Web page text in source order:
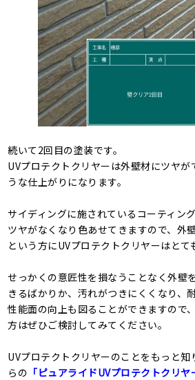
続いて2回目の塗装です。
UVプロテクトクリヤーは外壁材にツヤが
うな仕上がりになります。
サイディングに施されているコーティン
ツヤがなくなり色あせてきますので、外
という方にUVプロテクトクリヤーはとて
せっかくの意匠性を損なうことなく外壁
きるばかりか、汚れがつきにくくなり、
性能面の向上も図ることができますので
方はぜひご検討してみてください。
UVプロテクトクリヤーのことをもっと知
らの 「ピュアライドUVプロテクトクリヤ